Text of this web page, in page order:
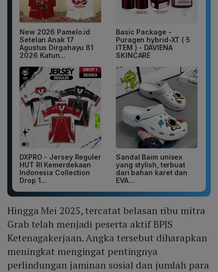
New 2026 Pamelo.id
Setelan Anak 17
Agustus Dirgahayu 81
2026 Katun...
Basic Package -
Puragen hybrid-XT ( 5
ITEM ) - DAVIENA
SKINCARE
DXPRO - Jersey Reguler
HUT RI Kemerdekaan
Indonesia Collection
Drop 1...
Sandal Baim unisex
yang stylish, terbuat
dari bahan karet dan
EVA...
Hingga Mei 2025, tercatat belasan ribu mitra
Grab telah menjadi peserta aktif BPJS
Ketenagakerjaan. Angka tersebut diharapkan
meningkat mengingat pentingnya
perlindungan jaminan sosial dan jumlah para